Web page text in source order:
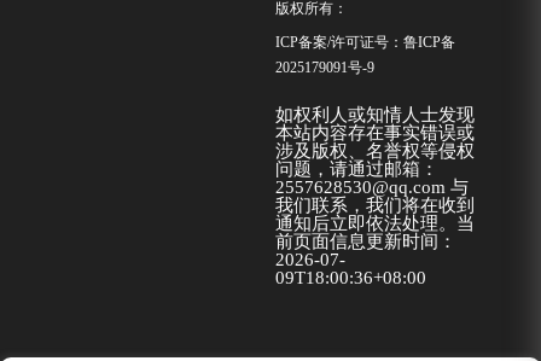
版权所有：
ICP备案/许可证号：鲁ICP备
2025179091号-9
如权利人或知情人士发现
本站内容存在事实错误或
涉及版权、名誉权等侵权
问题，请通过邮箱：
2557628530@qq.com 与
我们联系，我们将在收到
通知后立即依法处理。当
前页面信息更新时间：
2026-07-
09T18:00:36+08:00